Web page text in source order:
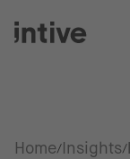
Home Insights